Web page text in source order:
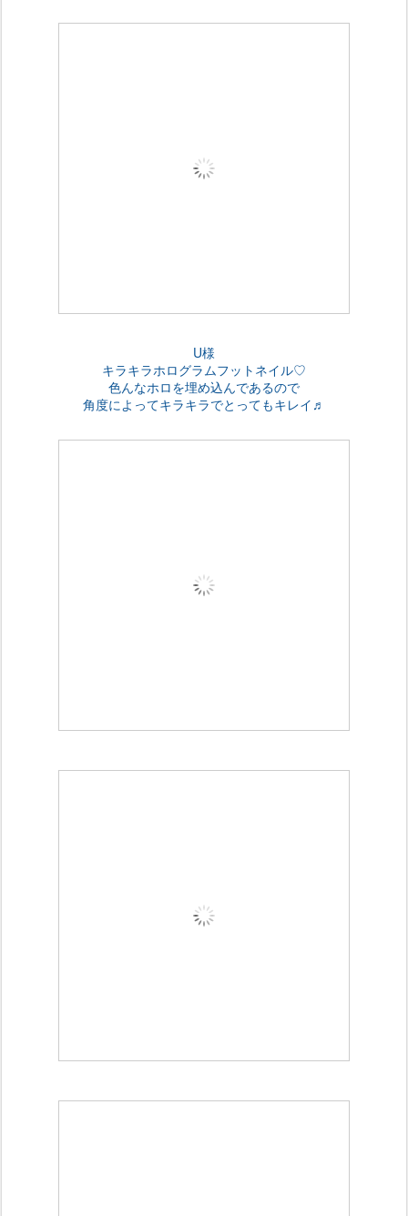
U様
キラキラホログラムフットネイル♡
色んなホロを埋め込んであるので
角度によってキラキラでとってもキレイ♬